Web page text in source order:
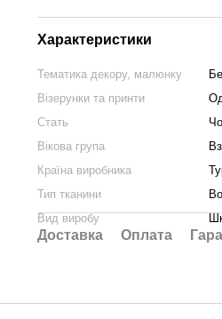
Характеристики
Тематика декору, малюнку
Візерунки та принти
Стать
Вікова група
Країна виробника
Тип тканини
Вид виробу
Доставка Оплата